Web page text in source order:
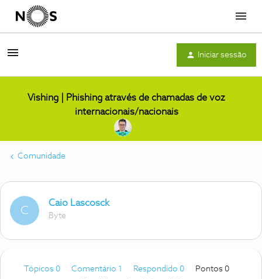
Menu
Iniciar sessão
Vishing | Phishing através de chamadas de voz
internacionais/nacionais
Comunidade
C
Caio Lascosck
Byte
Tópicos 0 Comentário 1 Respondido 0
Pontos 0